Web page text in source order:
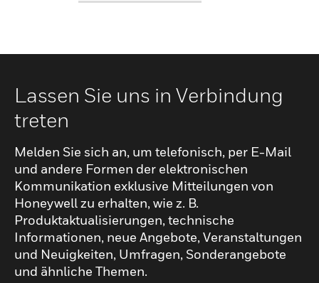
Lassen Sie uns in Verbindung
treten
Melden Sie sich an, um telefonisch, per E-Mail
und andere Formen der elektronischen
Kommunikation exklusive Mitteilungen von
Honeywell zu erhalten, wie z. B.
Produktaktualisierungen, technische
Informationen, neue Angebote, Veranstaltungen
und Neuigkeiten, Umfragen, Sonderangebote
und ähnliche Themen.